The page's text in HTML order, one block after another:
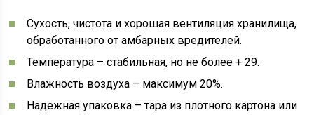
Сухость, чистота и хорошая вентиляция хранилища,
обработанного от амбарных вредителей.
Температура – стабильная, но не более + 29.
Влажность воздуха – максимум 20%.
Надежная упаковка – тара из плотного картона или